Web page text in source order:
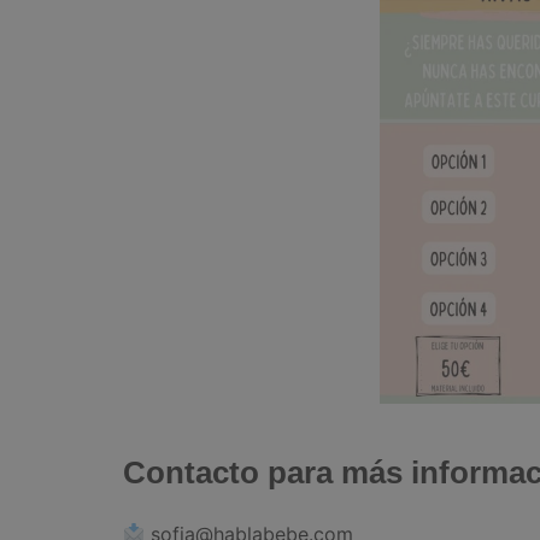
Contacto para más
sofia@hablabebe.com